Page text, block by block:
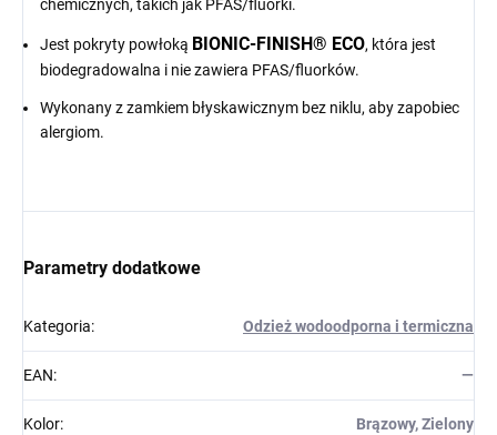
chemicznych, takich jak PFAS/fluorki.
Jest pokryty powłoką BIONIC-FINISH® ECO, która jest
biodegradowalna i nie zawiera PFAS/fluorków.
Wykonany z zamkiem błyskawicznym bez niklu, aby zapobiec
alergiom.
Parametry dodatkowe
Kategoria: Odzież wodoodporna i termiczna
EAN: —
Kolor: Brązowy, Zielony